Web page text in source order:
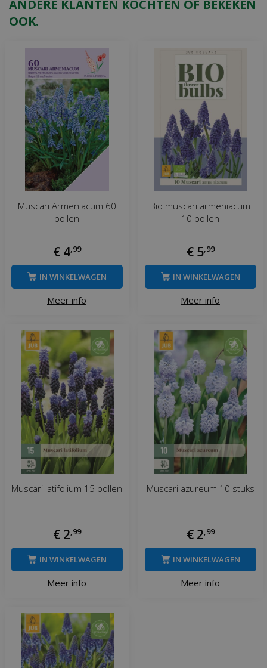
ANDERE KLANTEN KOCHTEN OF BEKEKEN
OOK.
Muscari Armeniacum 60
bollen
€ 4,99
Meer info
IN WINKELWAGEN
Bio muscari armeniacum
10 bollen
€ 5,99
Meer info
IN WINKELWAGEN
Muscari latifolium 15 bollen
€ 2,99
Meer info
IN WINKELWAGEN
Muscari azureum 10 stuks
€ 2,99
Meer info
IN WINKELWAGEN